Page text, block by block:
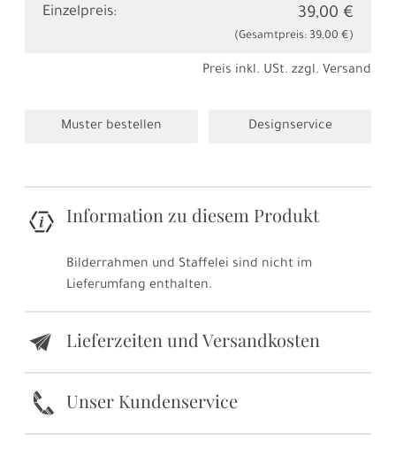
Einzelpreis: 39,00 €
(Gesamtpreis: 39,00 € )
Preis inkl. USt. zzgl. Versand
Muster bestellen Designservice
Information zu diesem Produkt
Bilderrahmen und Staffelei sind nicht im
Lieferumfang enthalten.
e Lieferzeiten und Versandkosten
k Unser Kundenservice